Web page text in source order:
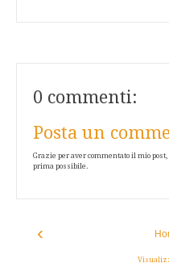
0 commenti:
Posta un
Grazie per aver commentato il mio
prima possibile.
‹